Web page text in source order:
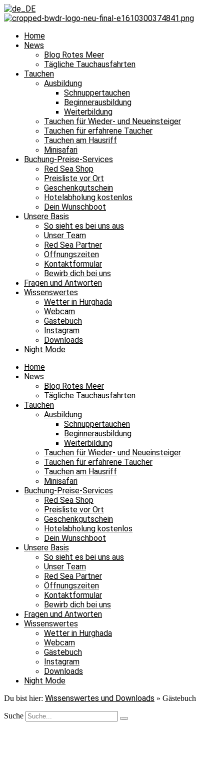
Home
News
Blog Rotes Meer
Tägliche Tauchausfahrten
Tauchen
Ausbildung
Schnuppertauchen
Beginnerausbildung
Weiterbildung
Tauchen für Wieder- und Neueinsteiger
Tauchen für erfahrene Taucher
Tauchen am Hausriff
Minisafari
Buchung-Preise-Services
Red Sea Shop
Preisliste vor Ort
Geschenkgutschein
Hotelabholung kostenlos
Dein Wunschboot
Unsere Basis
So sieht es bei uns aus
Unser Team
Red Sea Partner
Öffnungszeiten
Kontaktformular
Bewirb dich bei uns
Fragen und Antworten
Wissenswertes
Wetter in Hurghada
Webcam
Gästebuch
Instagram
Downloads
Night Mode
Home
News
Blog Rotes Meer
Tägliche Tauchausfahrten
Tauchen
Ausbildung
Schnuppertauchen
Beginnerausbildung
Weiterbildung
Tauchen für Wieder- und Neueinsteiger
Tauchen für erfahrene Taucher
Tauchen am Hausriff
Minisafari
Buchung-Preise-Services
Red Sea Shop
Preisliste vor Ort
Geschenkgutschein
Hotelabholung kostenlos
Dein Wunschboot
Unsere Basis
So sieht es bei uns aus
Unser Team
Red Sea Partner
Öffnungszeiten
Kontaktformular
Bewirb dich bei uns
Fragen und Antworten
Wissenswertes
Wetter in Hurghada
Webcam
Gästebuch
Instagram
Downloads
Night Mode
Du bist hier: Wissenswertes und Downloads » Gästebuch
Suche